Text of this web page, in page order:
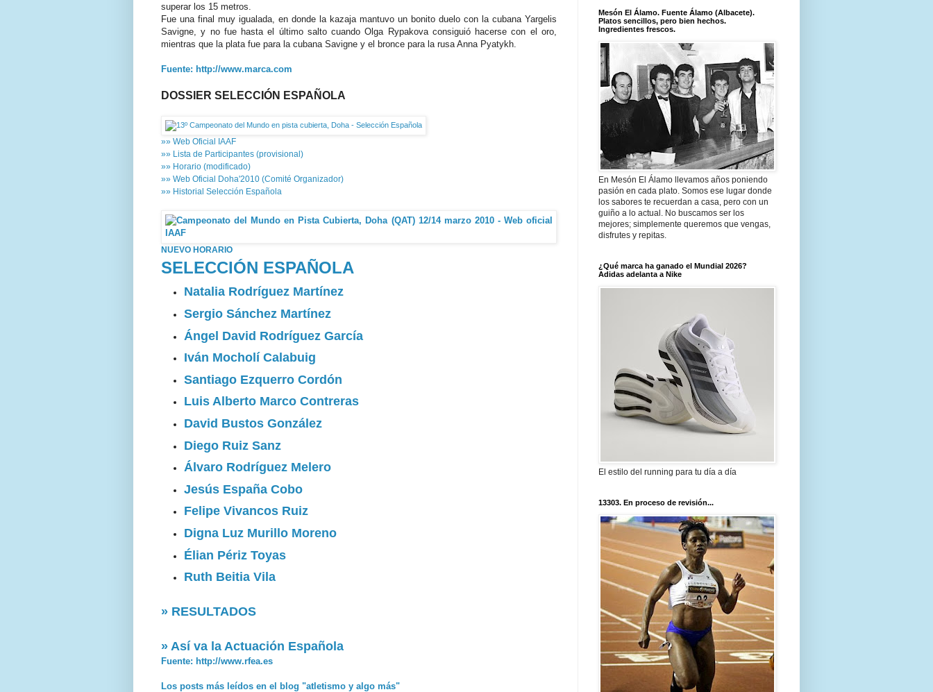
superar los 15 metros.
Fue una final muy igualada, en donde la kazaja mantuvo un bonito duelo con la cubana Yargelis
Savigne, y no fue hasta el último salto cuando Olga Rypakova consiguió hacerse con el oro,
mientras que la plata fue para la cubana Savigne y el bronce para la rusa Anna Pyatykh.
Fuente: http://www.marca.com
DOSSIER SELECCIÓN ESPAÑOLA
»» Web Oficial IAAF
»» Lista de Participantes (provisional)
»» Horario (modificado)
»» Web Oficial Doha'2010 (Comité Organizador)
»» Historial Selección Española
NUEVO HORARIO
SELECCIÓN ESPAÑOLA
Natalia Rodríguez Martínez
Sergio Sánchez Martínez
Ángel David Rodríguez García
Iván Mocholí Calabuig
Santiago Ezquerro Cordón
Luis Alberto Marco Contreras
David Bustos González
Diego Ruiz Sanz
Álvaro Rodríguez Melero
Jesús España Cobo
Felipe Vivancos Ruiz
Digna Luz Murillo Moreno
Élian Périz Toyas
Ruth Beitia Vila
» RESULTADOS
» Así va la Actuación Española
Fuente: http://www.rfea.es
Los posts más leídos en el blog "atletismo y algo más"
Mesón El Álamo. Fuente Álamo (Albacete).
Platos sencillos, pero bien hechos.
Ingredientes frescos.
En Mesón El Álamo llevamos años poniendo
pasión en cada plato. Somos ese lugar donde
los sabores te recuerdan a casa, pero con un
guiño a lo actual. No buscamos ser los
mejores; simplemente queremos que vengas,
disfrutes y repitas.
¿Qué marca ha ganado el Mundial 2026?
Adidas adelanta a Nike
El estilo del running para tu día a día
13303. En proceso de revisión...